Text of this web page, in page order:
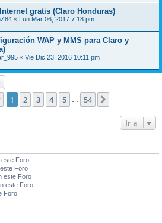
gratis (Claro Honduras)
« Lun Mar 06, 2017 7:18 pm
WAP y MMS para Claro y
« Vie Dic 23, 2016 10:11 pm
Página de 54
1 2 3 4 5 54
Ir a
Foro
Foro
este Foro
este Foro
Foro